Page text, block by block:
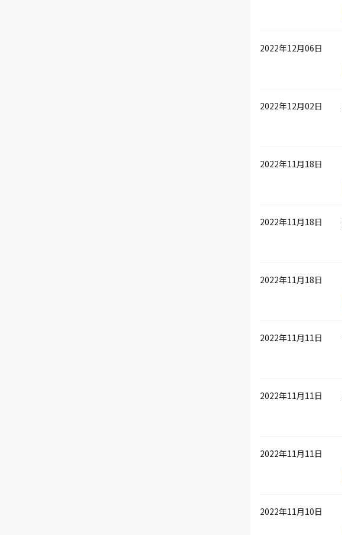
2022年12月06日
2022年12月02日
2022年11月18日
2022年11月18日
2022年11月18日
2022年11月11日
2022年11月11日
2022年11月11日
2022年11月10日